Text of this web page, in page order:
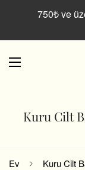
750₺ ve
Kuru Cilt
Ev Kuru Cilt